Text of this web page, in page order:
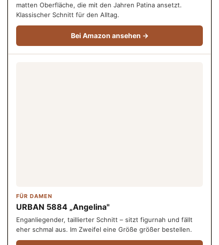
matten Oberfläche, die mit den Jahren Patina ansetzt.
Klassischer Schnitt für den Alltag.
Bei Amazon ansehen →
FÜR DAMEN
URBAN 5884 „Angelina"
Enganliegender, taillierter Schnitt – sitzt figurnah und fällt
eher schmal aus. Im Zweifel eine Größe größer bestellen.